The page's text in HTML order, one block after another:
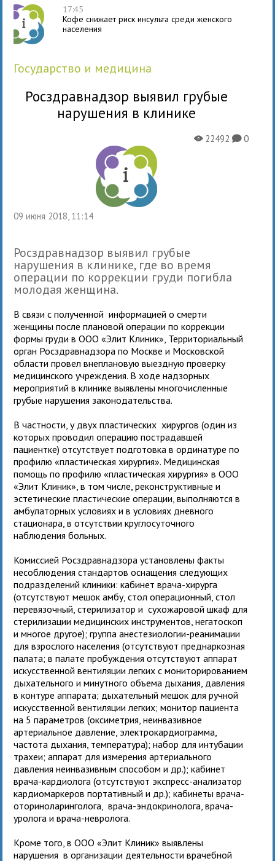
17:45
Кофе снижает риск инсульта среди женского
населения
государство и медицина
Росздравнадзор выявил грубые
нарушения в клинике
09 июня 2018, 11:14
X22492K0
Росздравнадзор выявил грубые
нарушения в клинике, где во время
операции по коррекции груди погибла
молодая женщина.
В связи с полученной информацией о смерти
женщины после плановой операции по коррекции
формы груди в ООО «Элит Клиник», Территориальный
орган Росздравнадзора по Москве и Московской
области провел внеплановую выездную проверку
медицинского учреждения. В ходе надзорных
мероприятий в клинике выявлены многочисленные
грубые нарушения законодательства.
В частности, у двух пластических хирургов (один из
которых проводил операцию пострадавшей
пациентке) отсутствует подготовка в ординатуре по
профилю «пластическая хирургия». Медицинская
помощь по профилю «пластическая хирургия» в ООО
«Элит Клиник», в том числе, реконструктивные и
эстетические пластические операции, выполняются в
амбулаторных условиях и в условиях дневного
стационара, в отсутствии круглосуточного
наблюдения больных.
Комиссией Росздравнадзора установлены факты
несоблюдения стандартов оснащения следующих
подразделений клиники: кабинет врача-хирурга
(отсутствуют мешок амбу, стол операционный, стол
перевязочный, стерилизатор и сухожаровой шкаф для
стерилизации медицинских инструментов, негатоскоп
и многое другое); группа анестезиологии-реанимации
для взрослого населения (отсутствуют преднаркозная
палата; в палате пробуждения отсутствуют аппарат
искусственной вентиляции легких с мониторированием
дыхательного и минутного объема дыхания, давления
в контуре аппарата; дыхательный мешок для ручной
искусственной вентиляции легких; монитор пациента
на 5 параметров (оксиметрия, неинвазивное
артериальное давление, электрокардиограмма,
частота дыхания, температура); набор для интубации
трахеи; аппарат для измерения артериального
давления неинвазивным способом и др.); кабинет
врача-кардиолога (отсутствуют экспресс-анализатор
кардиомаркеров портативный и др.); кабинеты врача-
оториноларинголога, врача-эндокринолога, врача-
уролога и врача-невролога.
Кроме того, в ООО «Элит Клиник» выявлены
нарушения в организации деятельности врачебной